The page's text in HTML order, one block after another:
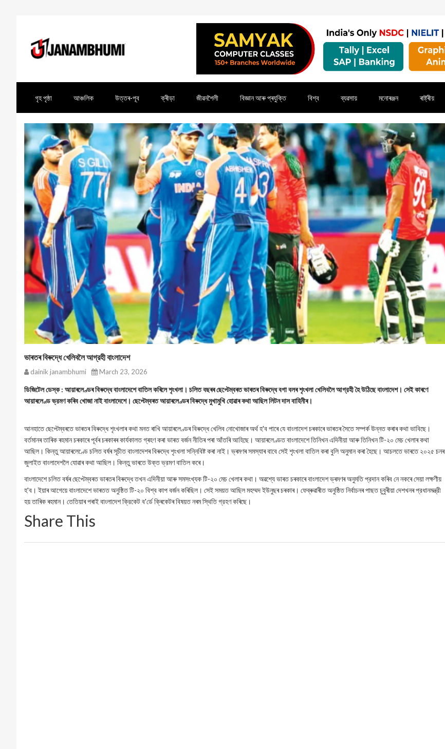
গৃহ পৃষ্ঠা আঞ্চলিক উত্তৰ-পূব ক্ৰীড়া জীৱনশৈলী বিজ্ঞান আৰু প্ৰযুক্তি বিশ্ব ব্যৱসায় মনোৰঞ্জন ৰাষ্ট্ৰীয়
ভাৰতৰ বিৰুদ্ধে খেলিবলৈ আগ্রহী বাংলাদেশ
dainik janambhumi March 23, 2026
ডিজিটেল ডেস্ক : আয়াৰলেণ্ডৰ বিৰুদ্ধে বাংলাদেশে বাতিল কৰিলে শৃংখলা। চলিত বছৰৰ ছেপ্টেম্বৰত ভাৰতৰ বিৰুদ্ধে বগা বলৰ শৃংখলা খেলিবলৈ আগ্রহী হৈ উঠিছে বাংলাদেশ। সেই কাৰণে
আয়াৰলেণ্ড ভ্রমণ কৰিব খোজা নাই বাংলাদেশে। ছেপ্টেম্বৰত আয়াৰলেণ্ডৰ বিৰুদ্ধে মুখামুখি হোৱাৰ কথা আছিল লিটন দাস বাহিনীৰ।
আনহাতে ছেপ্টেম্বৰতে ভাৰতৰ বিৰুদ্ধে শৃংখলাৰ কথা মনত ৰাখি আয়াৰলেণ্ডৰ বিৰুদ্ধে খেলিব নোখোজাৰ অৰ্থ হ'ব পাৰে যে বাংলাদেশ চৰকাৰে ভাৰতৰ সৈতে সম্পর্ক উন্নত কৰাৰ কথা ভাবিছে।
বৰ্তমানৰ তাৰিক ৰহমান চৰকাৰে পূৰ্বৰ চৰকাৰৰ কাৰ্যকালত গ্ৰহণ কৰা ভাৰত বৰ্জন নীতিৰ পৰা আঁতৰি আহিছে। আয়াৰলেণ্ডত বাংলাদেশে তিনিখন এদিনীয়া আৰু তিনিখন টি-২০ মেচ খেলাৰ কথা
আছিল। কিন্তু আয়াৰলেণ্ডে চলিত বৰ্ষৰ সূচীত বাংলাদেশৰ বিৰুদ্ধে শৃংখলা সন্নিবিষ্ট কৰা নাই। ভ্ৰমণৰ সমস্যাৰ বাবে সেই শৃংখলা বাতিল কৰা বুলি অনুমান কৰা হৈছে। আচলতে ভাৰতে ২০২৫ চনৰ
জুলাইত বাংলাদেশলৈ যোৱাৰ কথা আছিল। কিন্তু ভাৰতে উক্ত ভ্রমণ বাতিল কৰে।
বাংলাদেশে চলিত বৰ্ষৰ ছেপ্টেম্বৰত ভাৰতৰ বিৰুদ্ধে তখন এদিনীয়া আৰু সমসংখ্যক টি-২০ মেচ খেলাৰ কথা। অৱশ্যে ভাৰত চৰকাৰে বাংলাদেশ ভ্ৰমণৰ অনুমতি প্রদান কৰিব নে নকৰে সেয়া লক্ষণীয়
হ'ব। ইয়াৰ আগেয়ে বাংলাদেশে ভাৰতত অনুষ্ঠিত টি-২০ বিশ্ব কাপ বর্জন কৰিছিল। সেই সময়ত আছিল মহম্মদ ইউনুছৰ চৰকাৰ। ফেব্ৰুৱাৰীত অনুষ্ঠিত নিৰ্বাচনৰ পাছত চুবুৰীয়া দেশখনৰ প্রধানমন্ত্রী
হয় তাৰিক ৰহমান। তেতিয়াৰ পৰাই বাংলাদেশ ক্রিকেট ব'র্ডে ক্ৰিকেটৰ বিষয়ত নৰম স্থিতি গ্রহণ কৰিছে।
Share This